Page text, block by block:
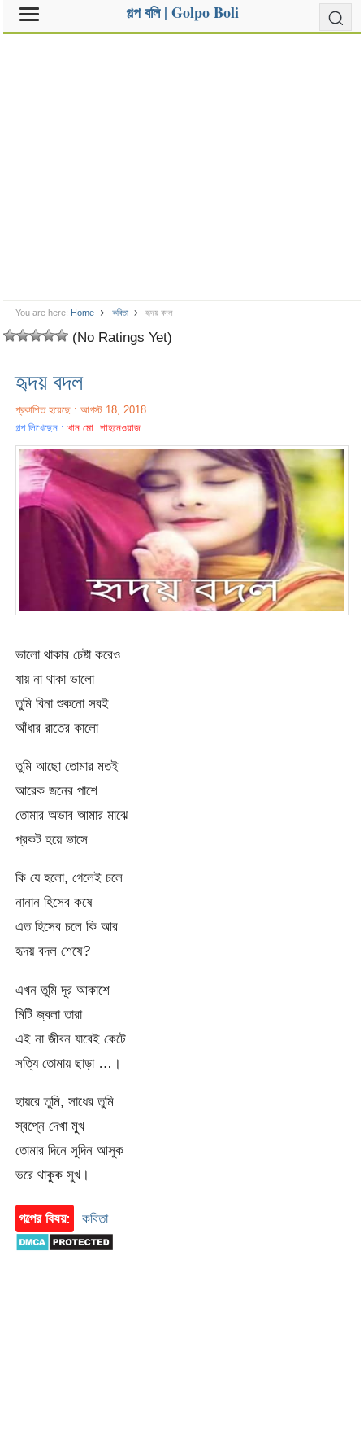
গল্প বলি | Golpo Boli
You are here: Home কবিতা হৃদয় বদল
(No Ratings Yet)
হৃদয় বদল
প্রকাশিত হয়েছে : আগস্ট 18, 2018
গল্প লিখেছেন :খান মো. শাহনেওয়াজ
ভালো থাকার চেষ্টা করেও
যায় না থাকা ভালো
তুমি বিনা শুকনো সবই
আঁধার রাতের কালো
তুমি আছো তোমার মতই
আরেক জনের পাশে
তোমার অভাব আমার মাঝে
প্রকট হয়ে ভাসে
কি যে হলো, গেলেই চলে
নানান হিসেব কষে
এত হিসেব চলে কি আর
হৃদয় বদল শেষে?
এখন তুমি দূর আকাশে
মিটি জ্বলা তারা
এই না জীবন যাবেই কেটে
সত্যি তোমায় ছাড়া …।
হায়রে তুমি, সাধের তুমি
স্বপ্নে দেখা মুখ
তোমার দিনে সুদিন আসুক
ভরে থাকুক সুখ।
গল্পের বিষয়: কবিতা